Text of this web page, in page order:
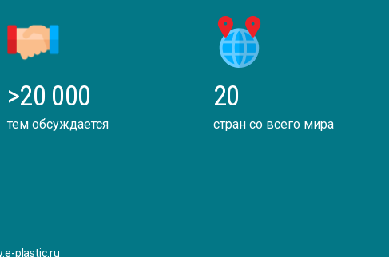
>20 000
тем обсуждается
20
стран со всего мира
plastic.ru